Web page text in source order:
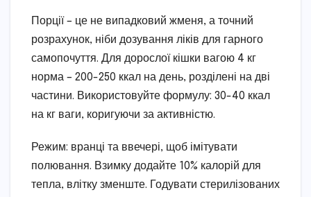
Порції – це не випадковий жменя, а точний
розрахунок, ніби дозування ліків для гарного
самопочуття. Для дорослої кішки вагою 4 кг
норма – 200-250 ккал на день, розділені на дві
частини. Використовуйте формулу: 30-40 ккал
на кг ваги, коригуючи за активністю.
Режим: вранці та ввечері, щоб імітувати
полювання. Взимку додайте 10% калорій для
тепла, влітку зменште. Годувати стерилізованих